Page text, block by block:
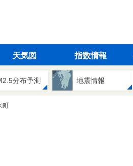
天気図 指数情報
分布予測 地震情報
町